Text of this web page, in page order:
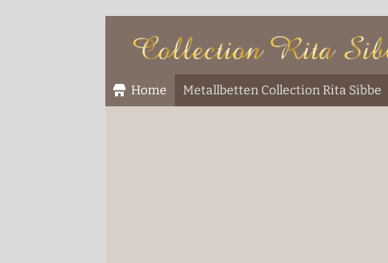
Home Metallbetten Collection Rita Sibbe